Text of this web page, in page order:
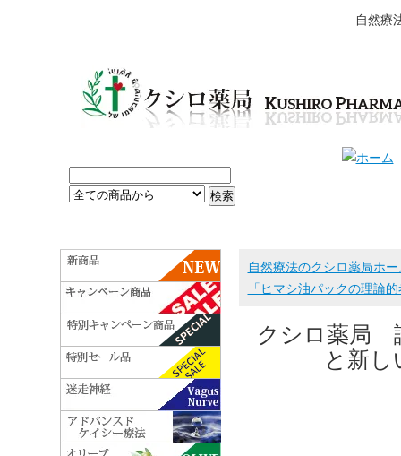
自然療
自然療法のクシロ薬局ホー
「ヒマシ油パックの理論
クシロ薬局
と新